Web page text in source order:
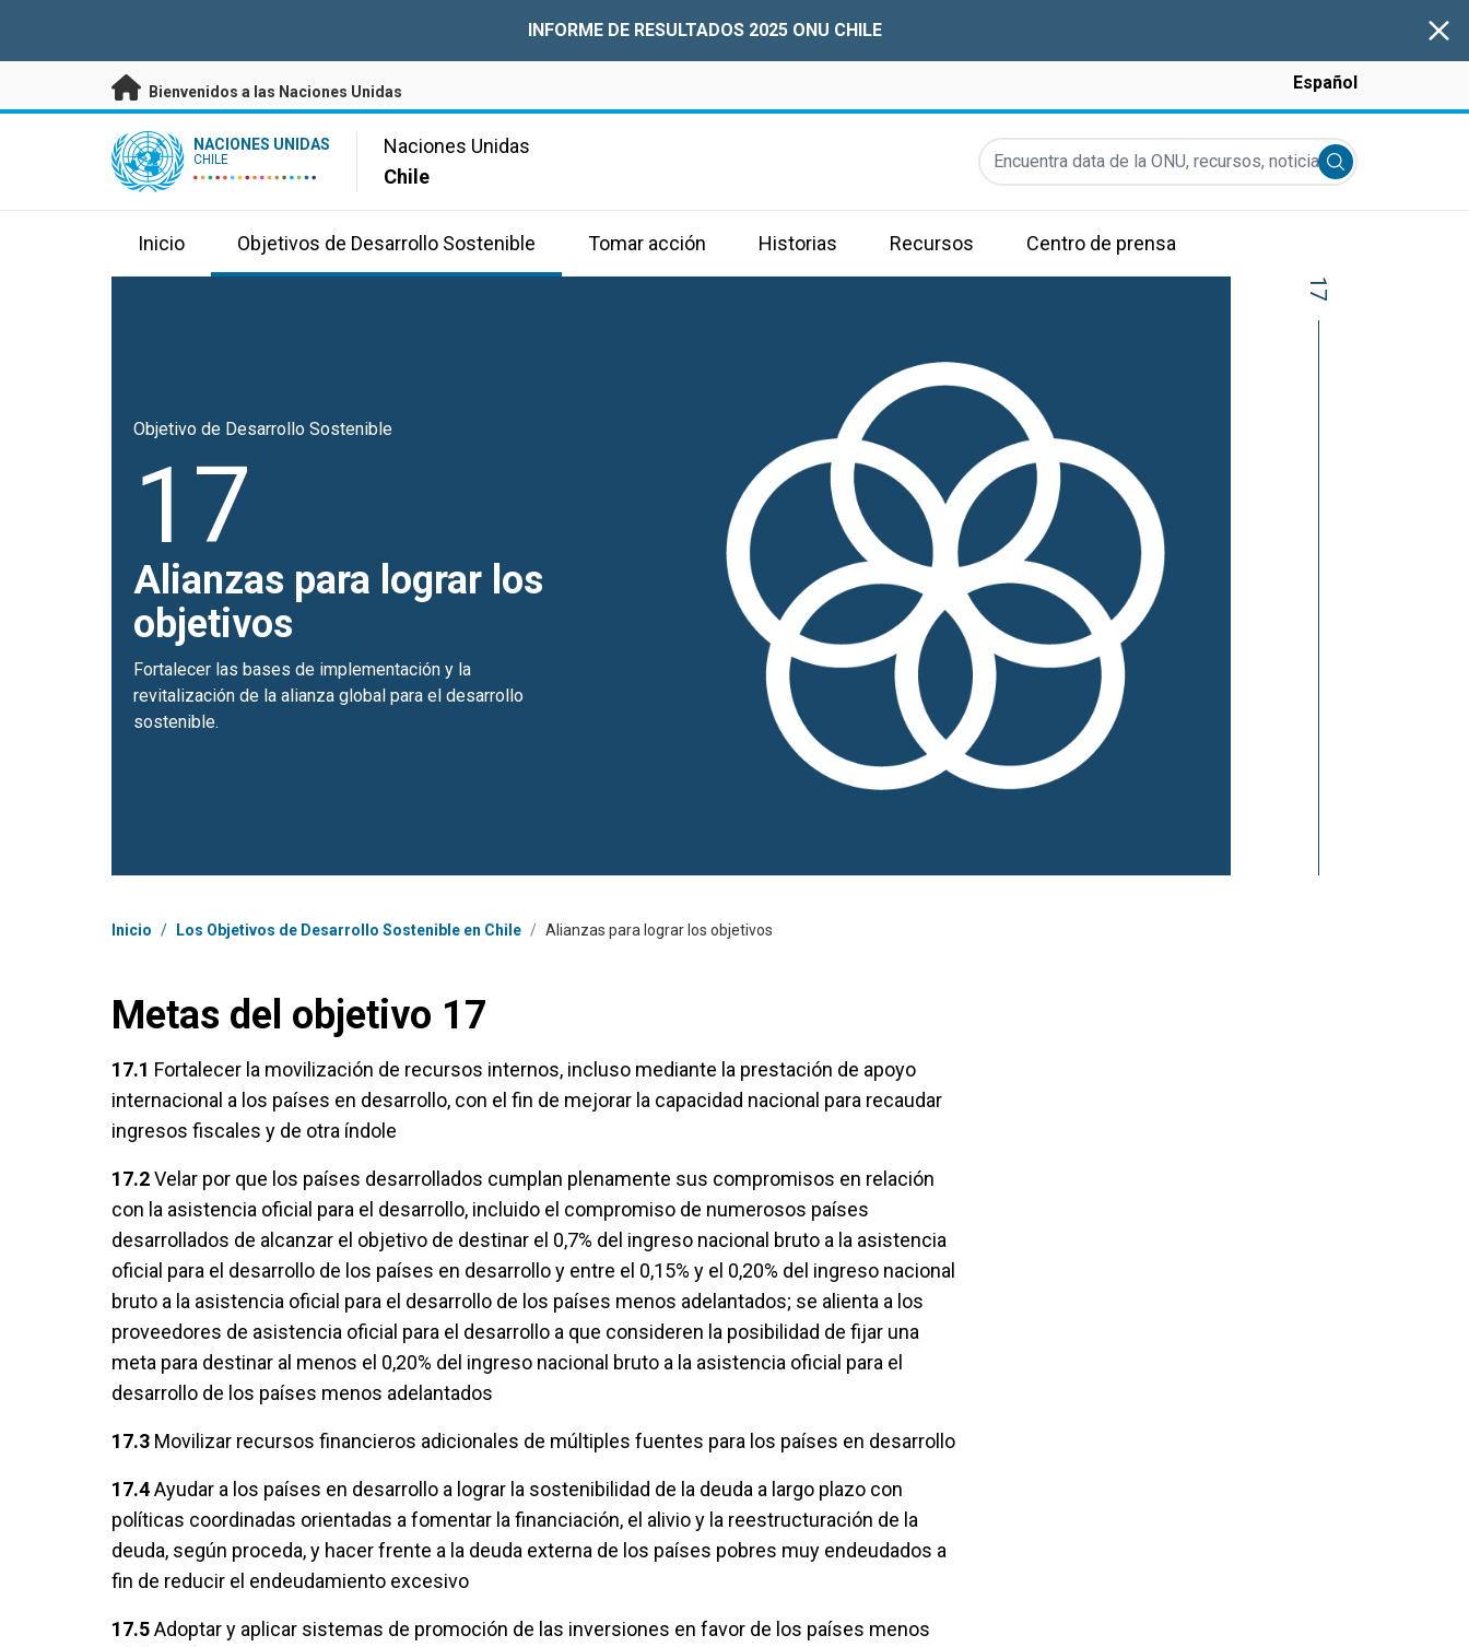
INFORME DE RESULTADOS 2025 ONU CHILE
Bienvenidos a las Naciones Unidas Español
UN Logo NACIONES UNIDAS
CHILE
Naciones Unidas
Chile
Encuentra data de la ONU, recursos, noticias y más...
Submit search
Inicio Objetivos de Desarrollo Sostenible Tomar acción Historias Recursos Centro de prensa
Objetivo de Desarrollo Sostenible
17
Alianzas para lograr los
objetivos
Fortalecer las bases de implementación y la
revitalización de la alianza global para el desarrollo
sostenible.
17
Coordenadas dentro de la ruta de navegación
Inicio / Los Objetivos de Desarrollo Sostenible en Chile / Alianzas para lograr los objetivos
Metas del objetivo 17
17.1 Fortalecer la movilización de recursos internos, incluso mediante la prestación de apoyo
internacional a los países en desarrollo, con el fin de mejorar la capacidad nacional para recaudar
ingresos fiscales y de otra índole
17.2Velar por que los países desarrollados cumplan plenamente sus compromisos en relación
con la asistencia oficial para el desarrollo, incluido el compromiso de numerosos países
desarrollados de alcanzar el objetivo de destinar el 0,7% del ingreso nacional bruto a la asistencia
oficial para el desarrollo de los países en desarrollo y entre el 0,15% y el 0,20% del ingreso nacional
bruto a la asistencia oficial para el desarrollo de los países menos adelantados; se alienta a los
proveedores de asistencia oficial para el desarrollo a que consideren la posibilidad de fijar una
meta para destinar al menos el 0,20% del ingreso nacional bruto a la asistencia oficial para el
desarrollo de los países menos adelantados
17.3 Movilizar recursos financieros adicionales de múltiples fuentes para los países en desarrollo
17.4Ayudar a los países en desarrollo a lograr la sostenibilidad de la deuda a largo plazo con
políticas coordinadas orientadas a fomentar la financiación, el alivio y la reestructuración de la
deuda, según proceda, y hacer frente a la deuda externa de los países pobres muy endeudados a
fin de reducir el endeudamiento excesivo
17.5Adoptar y aplicar sistemas de promoción de las inversiones en favor de los países menos